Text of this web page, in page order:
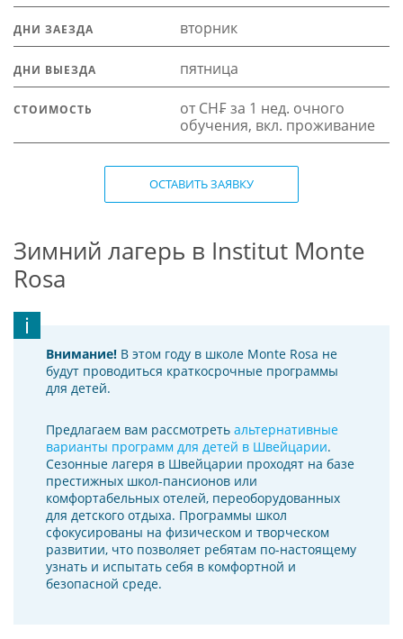
ДНИ ЗАЕЗДА вторник
ДНИ ВЫЕЗДА пятница
СТОИМОСТЬ
от CH₣ за 1 нед. очного
обучения, вкл. проживание
ОСТАВИТЬ ЗАЯВКУ
Зимний лагерь в Institut Monte
Rosa
Внимание!В этом году в школе Monte Rosa не
будут проводиться краткосрочные программы
для детей.
Предлагаем вам рассмотреть альтернативные
варианты программ для детей в Швейцарии.
Сезонные лагеря в Швейцарии проходят на базе
престижных школ-пансионов или
комфортабельных отелей, переоборудованных
для детского отдыха. Программы школ
сфокусированы на физическом и творческом
развитии, что позволяет ребятам по-настоящему
узнать и испытать себя в комфортной и
безопасной среде.